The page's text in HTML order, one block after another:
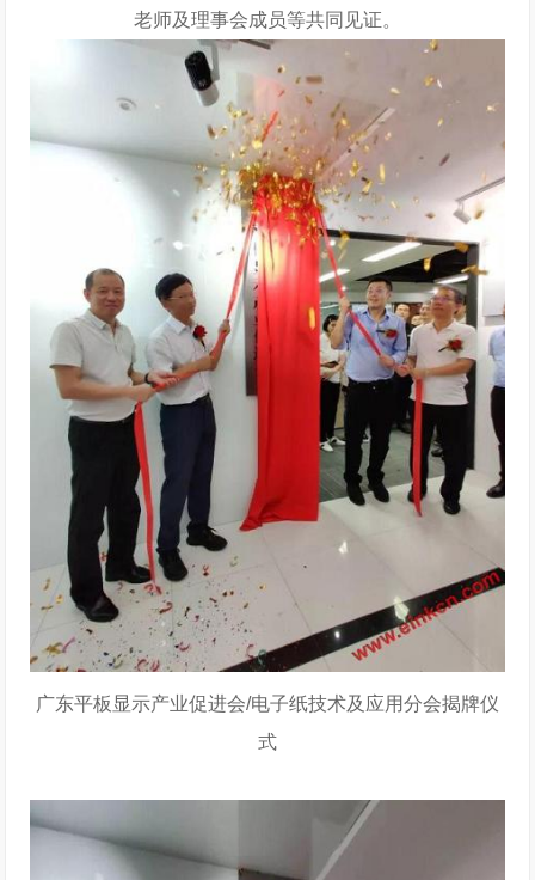
老师及理事会成员等共同见证。
广东平板显示产业促进会/电子纸技术及应用分会揭牌仪
式